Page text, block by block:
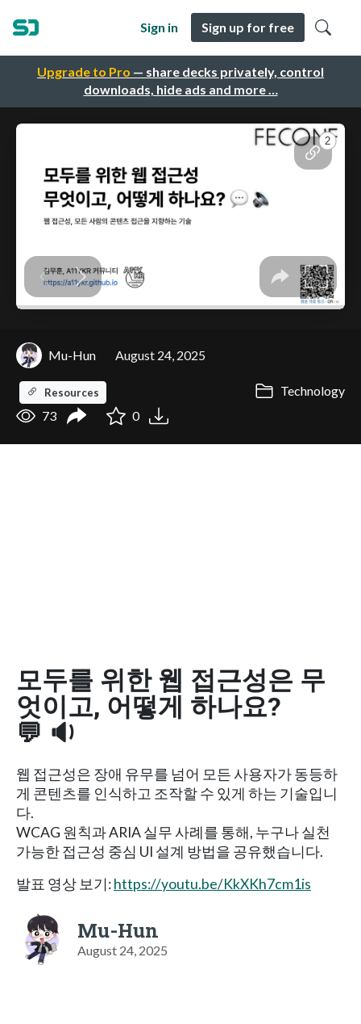
Upgrade to Pro — share decks privately, control
downloads, hide ads and more …
Sign in Sign up for free
Mu-Hun August 24, 2025
Resources
Technology
73
0
모두를 위한 웹 접근성은 무
엇이고, 어떻게 하나요?
💬 🔉
웹 접근성은 장애 유무를 넘어 모든 사용자가 동등하
게 콘텐츠를 인식하고 조작할 수 있게 하는 기술입니
다.
WCAG 원칙과 ARIA 실무 사례를 통해, 누구나 실천
가능한 접근성 중심 UI 설계 방법을 공유했습니다.
발표 영상 보기:https://youtu.be/KkXKh7cm1is
Mu-Hun
August 24, 2025